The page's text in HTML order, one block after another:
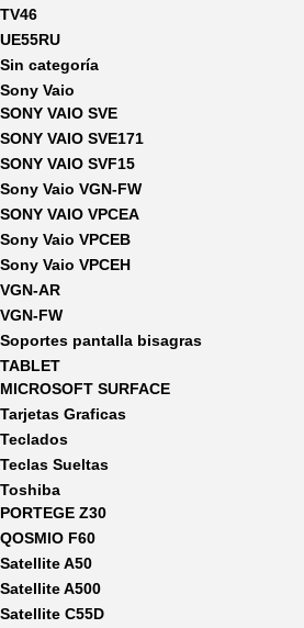
TV46
UE55RU
Sin categoría
Sony Vaio
SONY VAIO SVE
SONY VAIO SVE171
SONY VAIO SVF15
Sony Vaio VGN-FW
SONY VAIO VPCEA
Sony Vaio VPCEB
Sony Vaio VPCEH
VGN-AR
VGN-FW
Soportes pantalla bisagras
TABLET
MICROSOFT SURFACE
Tarjetas Graficas
Teclados
Teclas Sueltas
Toshiba
PORTEGE Z30
QOSMIO F60
Satellite A50
Satellite A500
Satellite C55D